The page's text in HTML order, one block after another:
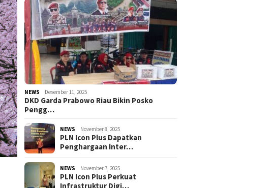
NEWS Desember 11, 2025
DKD Garda Prabowo Riau Bikin Posko
Pengg…
NEWS November 8, 2025
PLN Icon Plus Dapatkan
Penghargaan Inter…
NEWS November 7, 2025
PLN Icon Plus Perkuat
Infrastruktur Digi…